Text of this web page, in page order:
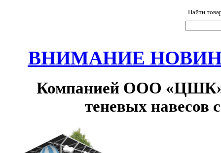
Найти
ВНИМАНИЕ
Компанией ООО «ЦШК»
теневых навесов